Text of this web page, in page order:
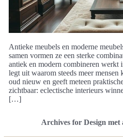
Antieke meubels en moderne
samen vormen ze een sterke
antiek en modern combineren werkt
legt uit waarom steeds meer
oud nieuw en geeft meteen
zichtbaar: eclectische interieurs
[…]
Archives for Design met